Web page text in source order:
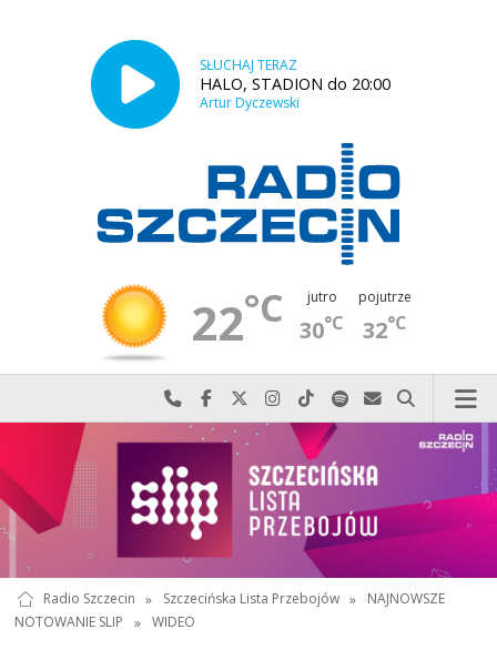
SŁUCHAJ TERAZ
HALO, STADION do 20:00
Artur Dyczewski
22°C jutro
30°C
pojutrze
32°C
Najlepiej po prostu do nas zadzwoń
Odwiedź nas na Facebook-u
Odwiedź nas na X
Odwiedź nas na Instagram-ie
Odwiedź nas na TikTok-u
Szukaj nas na Spotify
Wyślij do nas
Szukaj
Radio Szczecin » Szczecińska Lista Przebojów »
NAJNOWSZE
NOTOWANIE SLIP
» WIDEO